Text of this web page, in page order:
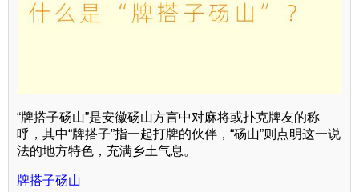
“牌搭子砀山”是安徽砀山方言中对麻将或扑克牌友的称
呼，其中“牌搭子”指一起打牌的伙伴，“砀山”则点明这一说
法的地方特色，充满乡土气息。
牌搭子砀山